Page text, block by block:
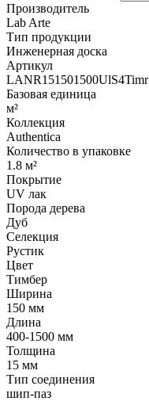
Производитель
Lab Arte
Тип продукции
Инженерная доска
Артикул
LANR151501500UlS4Timr
Базовая единица
м²
Коллекция
Authentica
Количество в упаковке
1.8 м²
Покрытие
UV лак
Порода дерева
Дуб
Селекция
Рустик
Цвет
Тимбер
Ширина
150 мм
Длина
400-1500 мм
Толщина
15 мм
Тип соединения
шип-паз